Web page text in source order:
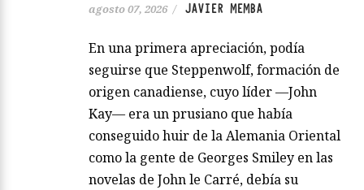
agosto 07, 2026 / JAVIER MEMBA
En una primera apreciación, podía
seguirse que Steppenwolf, formación de
origen canadiense, cuyo líder —John
Kay— era un prusiano que había
conseguido huir de la Alemania Oriental
como la gente de Georges Smiley en las
novelas de John le Carré, debía su